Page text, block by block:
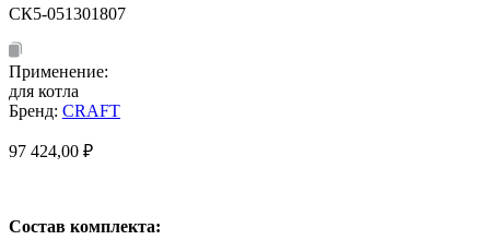
СК5-051301807
Применение:
для котла
Бренд: CRAFT
97 424,00 ₽
Состав комплекта: